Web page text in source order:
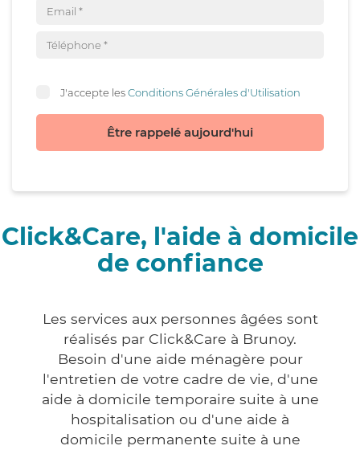
J'accepte lesConditions Générales d'Utilisation
Être rappelé aujourd'hui
Click&Care, l'aide à domicile
de confiance
Les services aux personnes âgées sont
réalisés par Click&Care à Brunoy.
Besoin d'une aide ménagère pour
l'entretien de votre cadre de vie, d'une
aide à domicile temporaire suite à une
hospitalisation ou d'une aide à
domicile permanente suite à une